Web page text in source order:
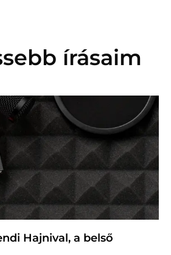
írásaim
Hajnival, a belső